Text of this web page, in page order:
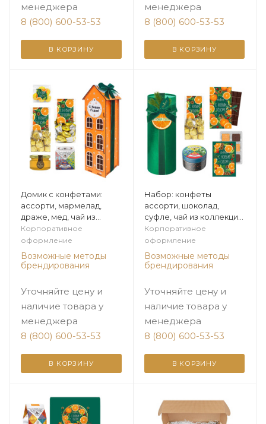
менеджера
8 (800) 600-53-53
В КОРЗИНУ
менеджера
8 (800) 600-53-53
В КОРЗИНУ
Домик с конфетами:
ассорти, мармелад,
драже, мед, чай из
коллекции Цитрусовая
зима
Корпоративное
оформление
Возможные методы
брендирования
Уточняйте цену и
наличие товара у
менеджера
8 (800) 600-53-53
В КОРЗИНУ
Набор: конфеты
ассорти, шоколад,
суфле, чай из коллекции
Цитрусовая зима
Корпоративное
оформление
Возможные методы
брендирования
Уточняйте цену и
наличие товара у
менеджера
8 (800) 600-53-53
В КОРЗИНУ